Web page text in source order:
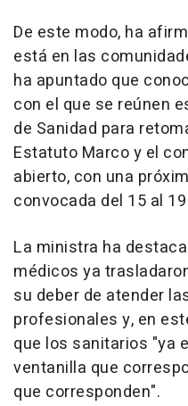
De este modo, ha
está en las
ha apuntado que
con el que se reúnen
de Sanidad para
Estatuto Marco y el
abierto, con una
convocada del 15 al
La ministra ha
médicos ya
su deber de atender
profesionales y, en
que los sanitarios "ya
ventanilla que
que corresponden".